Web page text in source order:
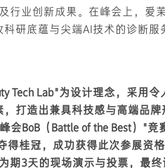
行业创新成果。在峰会上，爱
研底蕴与尖端AI技术的诊断服
Tech Lab"为设计理念，采用
打造出兼具科技感与高端品
会BoB（Battle of the Best）"竞
桂冠，成功获得此次参展资
期3天的现场演示与投票，最